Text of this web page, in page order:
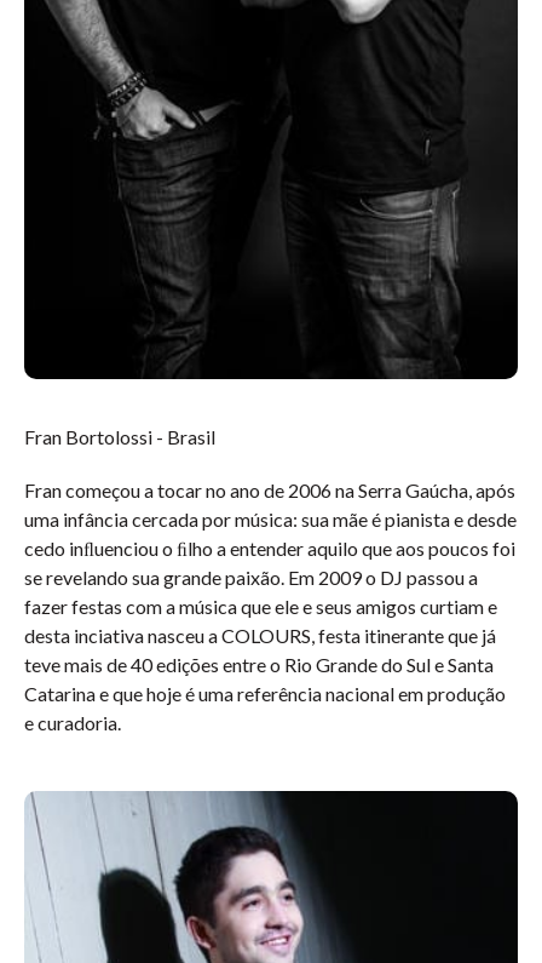
Fran Bortolossi - Brasil
Fran começou a tocar no ano de 2006 na Serra Gaúcha, após
uma infância cercada por música: sua mãe é pianista e desde
cedo inﬂuenciou o ﬁlho a entender aquilo que aos poucos foi
se revelando sua grande paixão. Em 2009 o DJ passou a
fazer festas com a música que ele e seus amigos curtiam e
desta inciativa nasceu a COLOURS, festa itinerante que já
teve mais de 40 edições entre o Rio Grande do Sul e Santa
Catarina e que hoje é uma referência nacional em produção
e curadoria.